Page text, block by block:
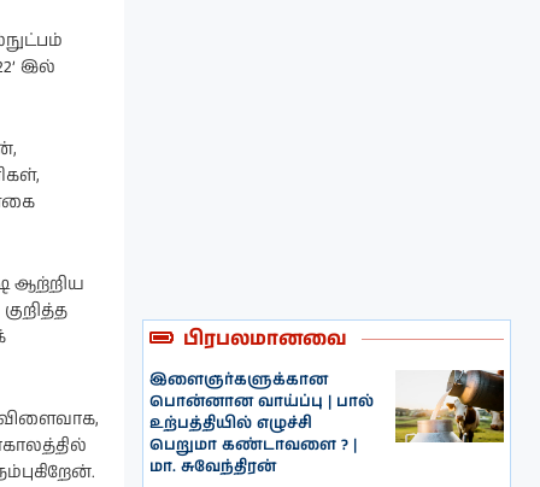
இல்
ஆற்றிய
பிரபலமானவை
இளைஞர்களுக்கான
பொன்னான வாய்ப்பு | பால்
உற்பத்தியில் எழுச்சி
பெறுமா கண்டாவளை ? |
மா. சுவேந்திரன்